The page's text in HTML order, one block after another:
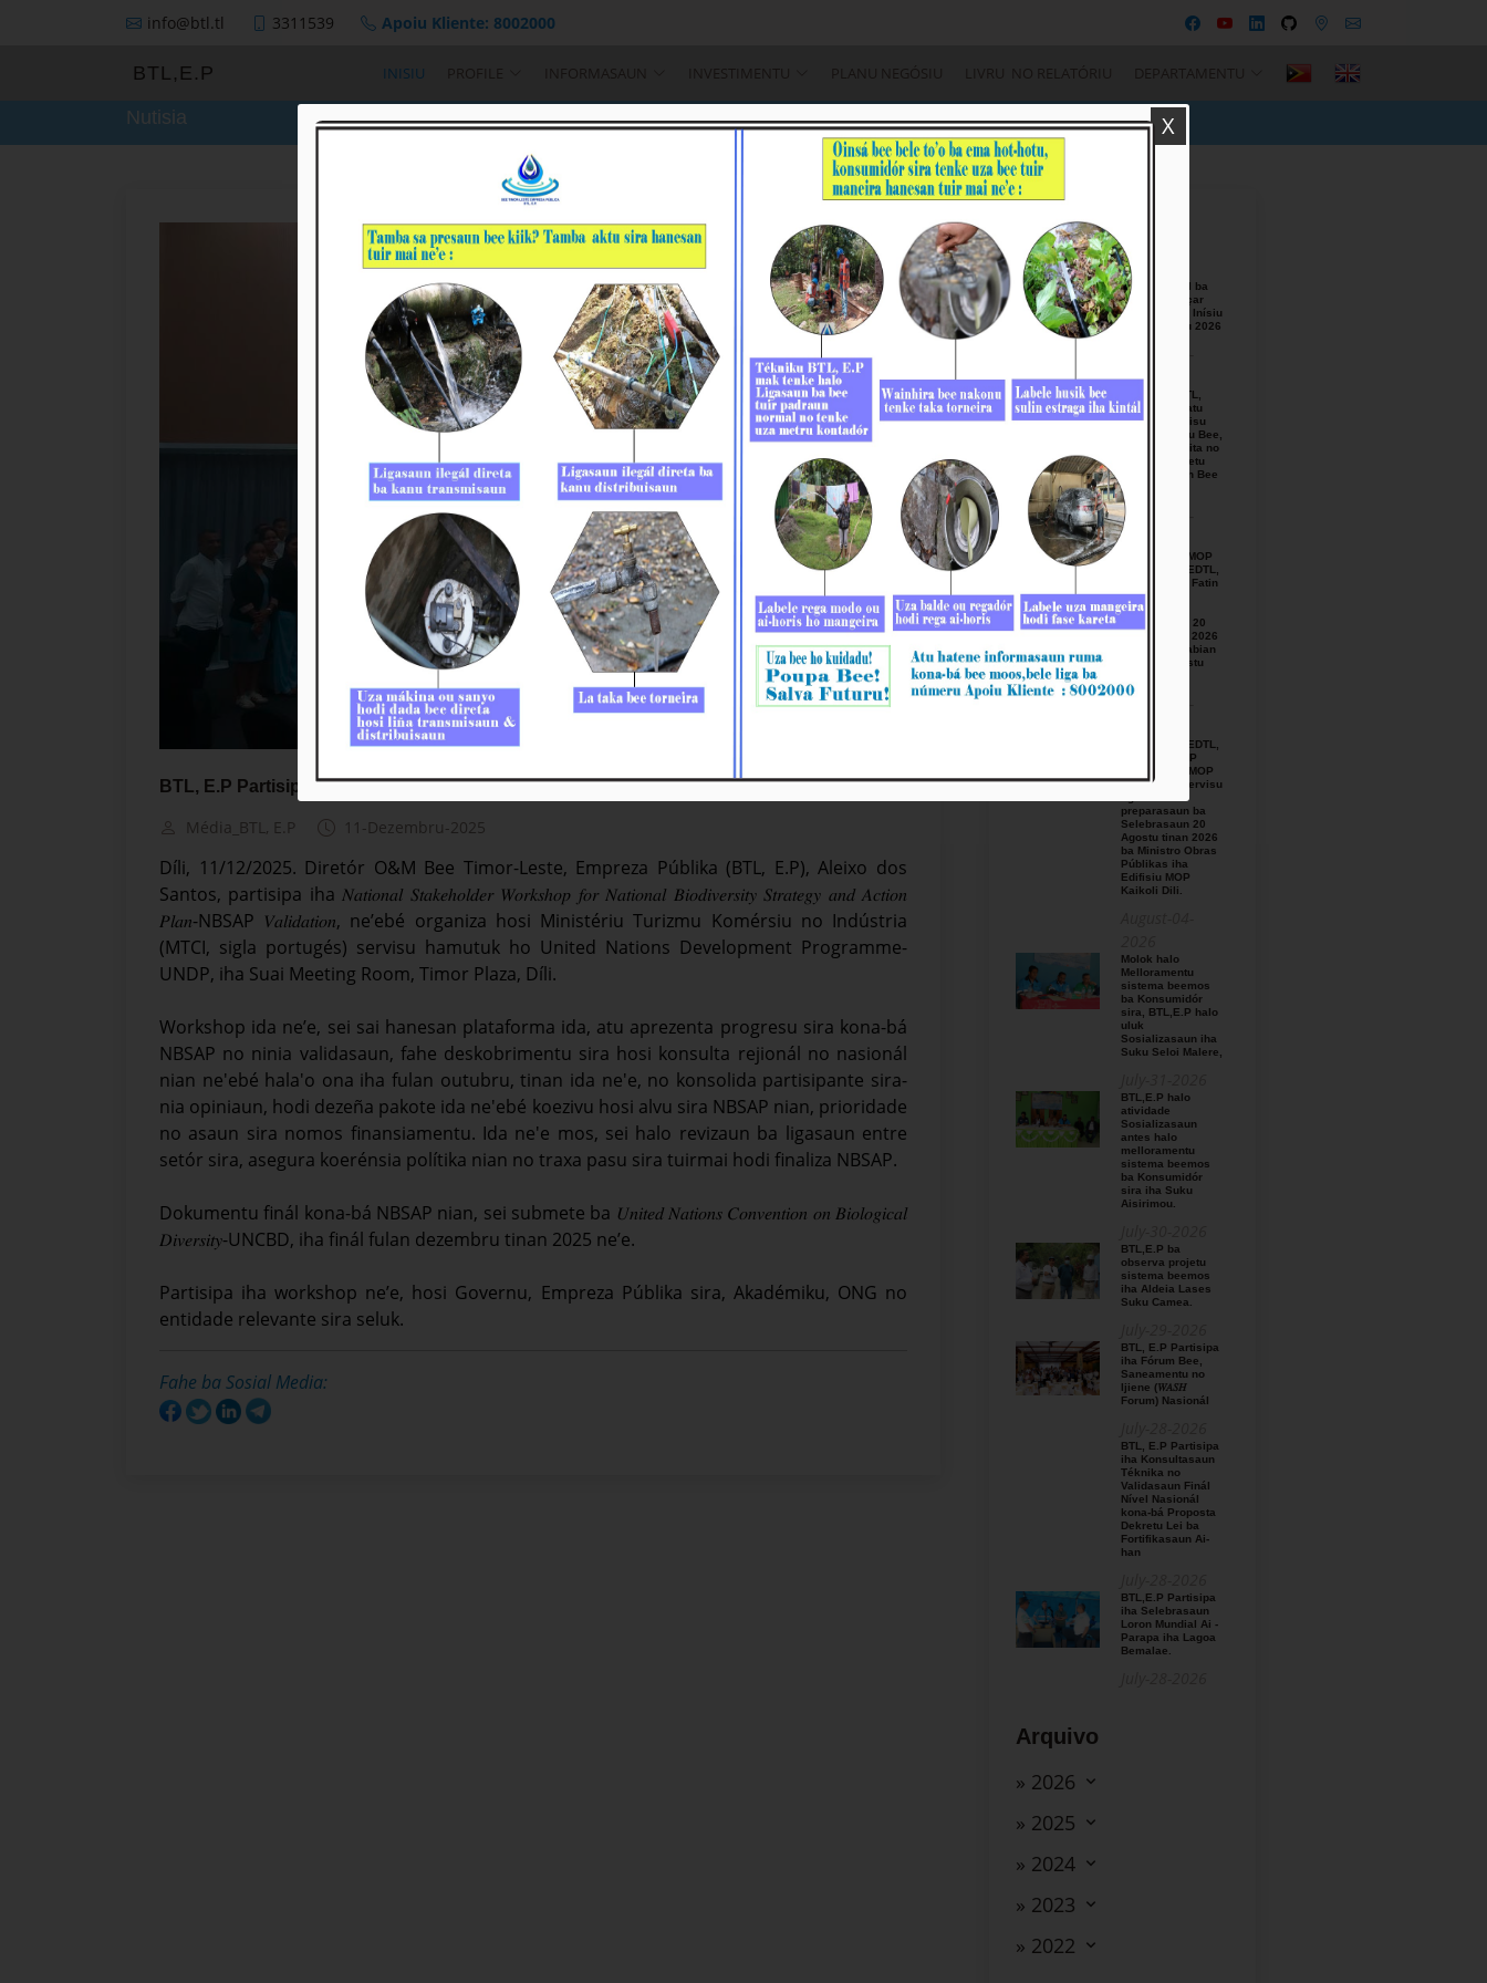
info@btl.tl 3311539 Apoiu Kliente: 8002000
BTL,E.P INISIU PROFILE INFORMASAUN INVESTIMENTU PLANU NEGÓSIU LIVRU NO RELATÓRIU DEPARTAMENTU
Nutisia
BTL, E.P Partisipa iha 𝑁𝑎𝑡𝑖𝑜𝑛𝑎𝑙 𝑆𝑡𝑎𝑘𝑒ℎ𝑜𝑙𝑑𝑒𝑟 𝑊𝑜𝑟𝑘𝑠ℎ𝑜𝑝 𝑓𝑜𝑟 NBSAP 𝑉𝑎𝑙𝑖𝑑𝑎𝑡𝑖𝑜𝑛
Média_BTL, E.P 11-Dezembru-2025
Díli, 11/12/2025. Diretór O&M Bee Timor-Leste, Empreza Públika (BTL, E.P), Aleixo dos
Santos, partisipa iha 𝑁𝑎𝑡𝑖𝑜𝑛𝑎𝑙 𝑆𝑡𝑎𝑘𝑒ℎ𝑜𝑙𝑑𝑒𝑟 𝑊𝑜𝑟𝑘𝑠ℎ𝑜𝑝 𝑓𝑜𝑟 𝑁𝑎𝑡𝑖𝑜𝑛𝑎𝑙 𝐵𝑖𝑜𝑑𝑖𝑣𝑒𝑟𝑠𝑖𝑡𝑦 𝑆𝑡𝑟𝑎𝑡𝑒𝑔𝑦 𝑎𝑛𝑑 𝐴𝑐𝑡𝑖𝑜𝑛
𝑃𝑙𝑎𝑛-NBSAP 𝑉𝑎𝑙𝑖𝑑𝑎𝑡𝑖𝑜𝑛, ne’ebé organiza hosi Ministériu Turizmu Komérsiu no Indústria
(MTCI, sigla portugés) servisu hamutuk ho United Nations Development Programme-
UNDP, iha Suai Meeting Room, Timor Plaza, Díli.
Workshop ida ne’e, sei sai hanesan plataforma ida, atu aprezenta progresu sira kona-bá
NBSAP no ninia validasaun, fahe deskobrimentu sira hosi konsulta rejionál no nasionál
nian ne'ebé hala'o ona iha fulan outubru, tinan ida ne'e, no konsolida partisipante sira-
nia opiniaun, hodi dezeña pakote ida ne'ebé koezivu hosi alvu sira NBSAP nian, prioridade
no asaun sira nomos finansiamentu. Ida ne'e mos, sei halo revizaun ba ligasaun entre
setór sira, asegura koerénsia polítika nian no traxa pasu sira tuirmai hodi finaliza NBSAP.
Dokumentu finál kona-bá NBSAP nian, sei submete ba 𝑈𝑛𝑖𝑡𝑒𝑑 𝑁𝑎𝑡𝑖𝑜𝑛𝑠 𝐶𝑜𝑛𝑣𝑒𝑛𝑡𝑖𝑜𝑛 𝑜𝑛 𝐵𝑖𝑜𝑙𝑜𝑔𝑖𝑐𝑎𝑙
𝐷𝑖𝑣𝑒𝑟𝑠𝑖𝑡𝑦-UNCBD, iha finál fulan dezembru tinan 2025 ne’e.
Partisipa iha workshop ne’e, hosi Governu, Empreza Públika sira, Akadémiku, ONG no
entidade relevante sira seluk.
Fahe ba Sosial Media:
Recent Posts
BTL, E.P
Responsável ba
Seremónia Içar
Bandeira iha Inísiu
Fulan Agostu 2026
2026
Ezekutivu BTL,
E.P Orienta atu
Mellora Servisu
Fornesimentu Bee,
Hasa’e Reseita no
Finaliza Projetu
Kanalizasaun Bee
iha PA sira
August-05-
2026
BTL, E.P ho MOP
hamutuk ho EDTL,
E.P,Observa Fatin
preparasaun
beemos ba
Selebrasaun 20
Agostu tinan 2026
iha foho Matabian
Hun area Postu
August-03-
BTL, E.P ho EDTL,
E.P no IGE I.P
enkontru ho MOP
hodi relata servisu
preparasaun ba
Selebrasaun 20
Agostu tinan 2026
ba Ministro Obras
Públikas iha
Edifisiu MOP
Kaikoli Dili.
Molok halo
Melloramentu
sistema beemos
ba Konsumidór
sira, BTL,E.P halo
uluk
Sosializasaun iha
Suku Seloi Malere,
BTL,E.P halo
atividade
Sosializasaun
antes halo
melloramentu
sistema beemos
ba Konsumidór
sira iha Suku
Aisirimou.
BTL,E.P ba
observa projetu
sistema beemos
iha Aldeia Lases
Suku Camea.
BTL, E.P Partisipa
iha Fórum Bee,
Saneamentu no
Ijiene (𝑊𝐴𝑆𝐻
Forum) Nasionál
BTL, E.P Partisipa
iha Konsultasaun
Téknika no
Validasaun Finál
Nível Nasionál
kona-bá Proposta
Dekretu Lei ba
Fortifikasaun Ai-
han
BTL,E.P Partisipa
iha Selebrasaun
Loron Mundial Ai -
Parapa iha Lagoa
Bemalae.
Arquivo
» 2026
» 2025
» 2024
» 2023
» 2022
X